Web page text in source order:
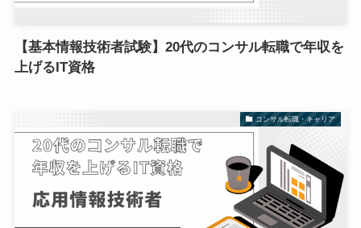
【基本情報技術者試験】20代のコンサル転職で年収を
上げるIT資格
コンサル転職・キャリア